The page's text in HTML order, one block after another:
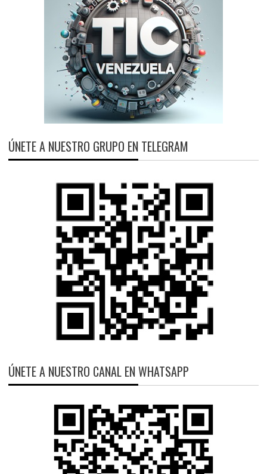
ÚNETE A NUESTRO GRUPO EN TELEGRAM
ÚNETE A NUESTRO CANAL EN WHATSAPP